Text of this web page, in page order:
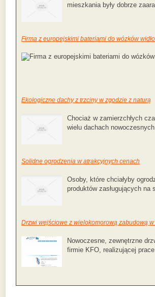
mieszkania były dobrze
Firma z europejskimi bateriami do wózków
Ekologiczne dachy z trzciny w zgodzie z naturą
Chociaż w zamierzchłych
wielu dachach
Solidne ogrodzenia w atrakcyjnych cenach
Osoby, które chciałyby
produktów zasługujących na
Drzwi wejściowe z wielokomorową zabudową
Nowoczesne, zewnętrzne
firmie KFO, realizującej